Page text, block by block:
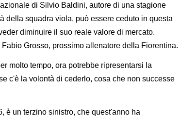
di Silvio Baldini, autore di una stagione
della squadra viola, può essere ceduto in questa
diminuire il suo reale valore di mercato.
Grosso, prossimo allenatore della Fiorentina.
molto tempo, ora potrebbe ripresentarsi la
c'è la volontà di cederlo, cosa che non successe
è un terzino sinistro, che quest'anno ha